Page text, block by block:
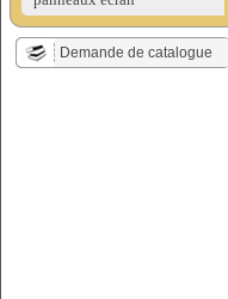
Demande de catalogue